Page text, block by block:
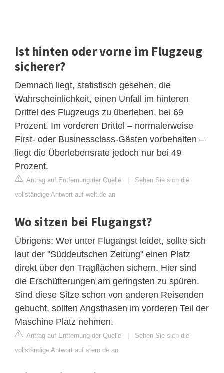
Ist hinten oder vorne im Flugzeug
sicherer?
Demnach liegt, statistisch gesehen, die
Wahrscheinlichkeit, einen Unfall im hinteren
Drittel des Flugzeugs zu überleben, bei 69
Prozent. Im vorderen Drittel – normalerweise
First- oder Businessclass-Gästen vorbehalten –
liegt die Überlebensrate jedoch nur bei 49
Prozent.
Antrag auf Entfernung der Quelle | Sehen Sie sich die
vollständige Antwort auf welt.de an
Wo sitzen bei Flugangst?
Übrigens: Wer unter Flugangst leidet, sollte sich
laut der "Süddeutschen Zeitung" einen Platz
direkt über den Tragflächen sichern. Hier sind
die Erschütterungen am geringsten zu spüren.
Sind diese Sitze schon von anderen Reisenden
gebucht, sollten Angsthasen im vorderen Teil der
Maschine Platz nehmen.
Antrag auf Entfernung der Quelle | Sehen Sie sich die
vollständige Antwort auf stern.de an